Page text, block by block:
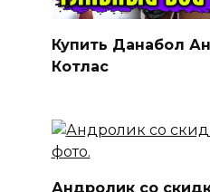
Купить Данабол
Котлас
Андролик со